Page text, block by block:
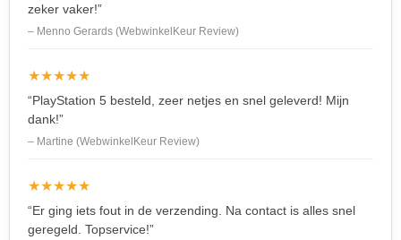
zeker vaker!”
– Menno Gerards (WebwinkelKeur Review)
★★★★★
“PlayStation 5 besteld, zeer netjes en snel geleverd! Mijn
dank!”
– Martine (WebwinkelKeur Review)
★★★★★
“Er ging iets fout in de verzending. Na contact is alles snel
geregeld. Topservice!”